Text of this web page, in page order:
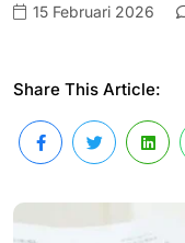
15 Februari 2026
Share This Article: